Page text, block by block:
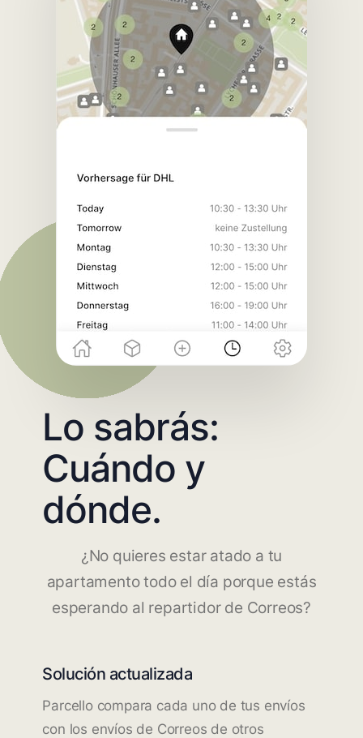
Lo sabrás:
Cuándo y
dónde.
¿No quieres estar atado a tu
apartamento todo el día porque estás
esperando al repartidor de Correos?
Solución actualizada
Parcello compara cada uno de tus envíos
con los envíos de Correos de otros